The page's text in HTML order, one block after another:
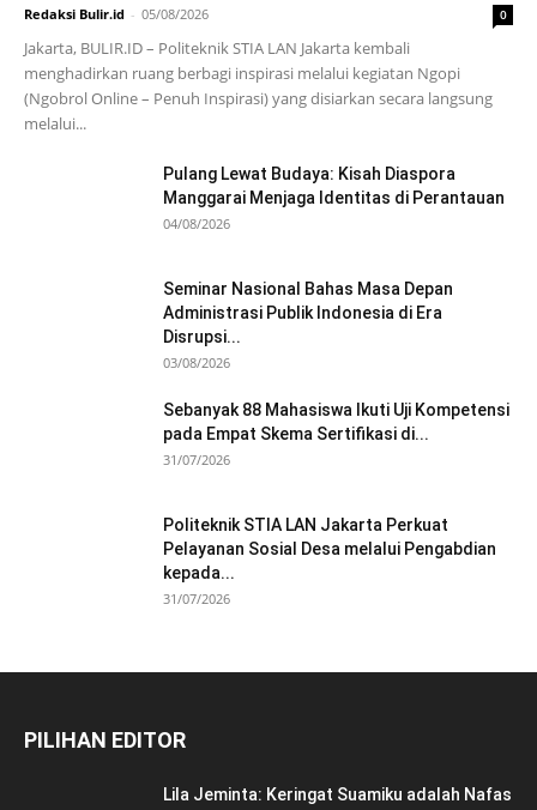
Redaksi Bulir.id - 05/08/2026 0
Jakarta, BULIR.ID – Politeknik STIA LAN Jakarta kembali
menghadirkan ruang berbagi inspirasi melalui kegiatan Ngopi
(Ngobrol Online – Penuh Inspirasi) yang disiarkan secara langsung
melalui...
Pulang Lewat Budaya: Kisah Diaspora
Manggarai Menjaga Identitas di Perantauan
04/08/2026
Seminar Nasional Bahas Masa Depan
Administrasi Publik Indonesia di Era
Disrupsi...
03/08/2026
Sebanyak 88 Mahasiswa Ikuti Uji Kompetensi
pada Empat Skema Sertifikasi di...
31/07/2026
Politeknik STIA LAN Jakarta Perkuat
Pelayanan Sosial Desa melalui Pengabdian
kepada...
31/07/2026
PILIHAN EDITOR
Lila Jeminta: Keringat Suamiku adalah Nafas